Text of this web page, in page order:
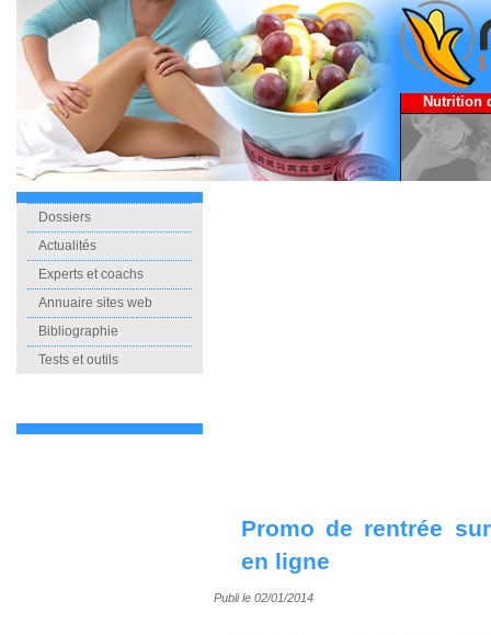
Nutrition
Dossiers
Actualités
Experts et coachs
Annuaire sites web
Bibliographie
Tests et outils
Promo de rentrée
en ligne
Publi le 02/01/2014